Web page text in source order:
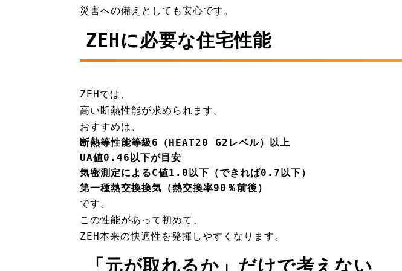
災害への備えとしても安心です。
ZEHに必要な住宅性能
ZEHでは、
高い断熱性能が求められます。
おすすめは、
断熱等性能等級6（HEAT20 G2レベル）以上
UA値0.46以下が目安
気密測定によるC値1.0以下（できれば0.7以下）
第一種熱交換換気（熱交換率90％前後）
です。
この性能があって初めて、
ZEH本来の快適性を発揮しやすくなります。
「元が取れるか」だけで考えない